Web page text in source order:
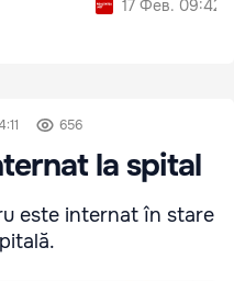
17 Фев. 09:42
656
la spital
este internat în stare